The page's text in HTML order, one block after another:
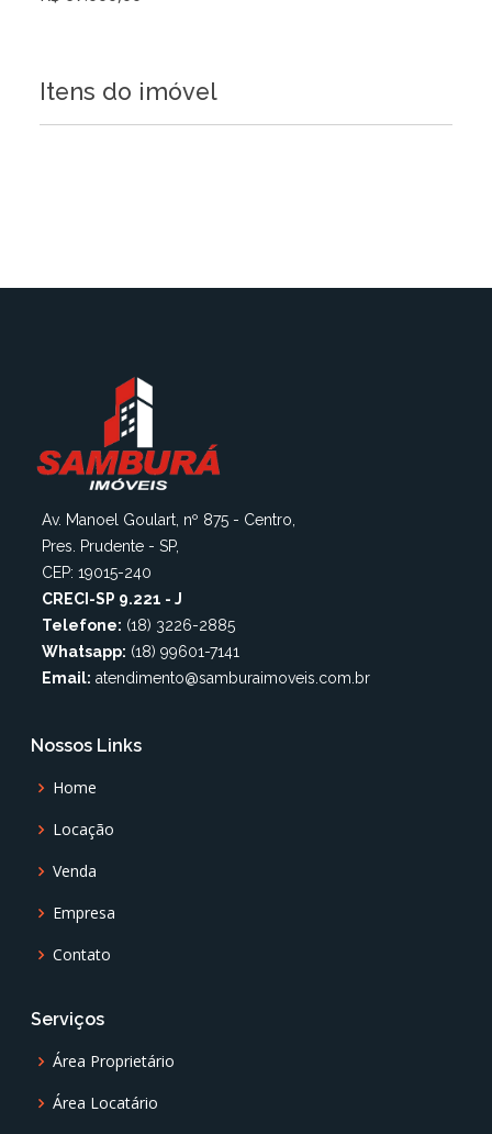
Itens do imóvel
Av. Manoel Goulart, nº 875 - Centro,
Pres. Prudente - SP,
CEP: 19015-240
CRECI-SP 9.221 - J
Telefone: (18) 3226-2885
Whatsapp: (18) 99601-7141
Email: atendimento@samburaimoveis.com.br
Nossos Links
Home
Locação
Venda
Empresa
Contato
Serviços
Área Proprietário
Área Locatário